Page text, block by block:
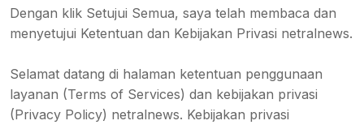
Dengan klik Setujui Semua, saya telah membaca dan
menyetujui Ketentuan dan Kebijakan Privasi netralnews.
Selamat datang di halaman ketentuan penggunaan
layanan (Terms of Services) dan kebijakan privasi
(Privacy Policy) netralnews. Kebijakan privasi